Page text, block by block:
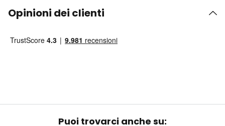
Opinioni dei clienti
Puoi trovarci anche su: